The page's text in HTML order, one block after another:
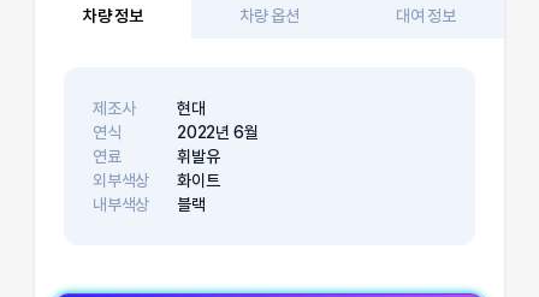
차량 정보 차량 옵션 대여 정보
제조사
현대
연식
2022년 6월
연료
휘발유
외부색상
화이트
내부색상
블랙